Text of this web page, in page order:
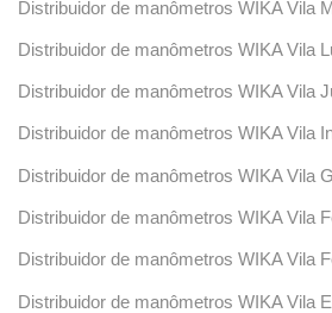
Distribuidor de manômetros WIKA Vila
Distribuidor de manômetros WIKA Vila
Distribuidor de manômetros WIKA Vila
Distribuidor de manômetros WIKA Vila
Distribuidor de manômetros WIKA Vila
Distribuidor de manômetros WIKA Vila
Distribuidor de manômetros WIKA Vila
Distribuidor de manômetros WIKA Vila